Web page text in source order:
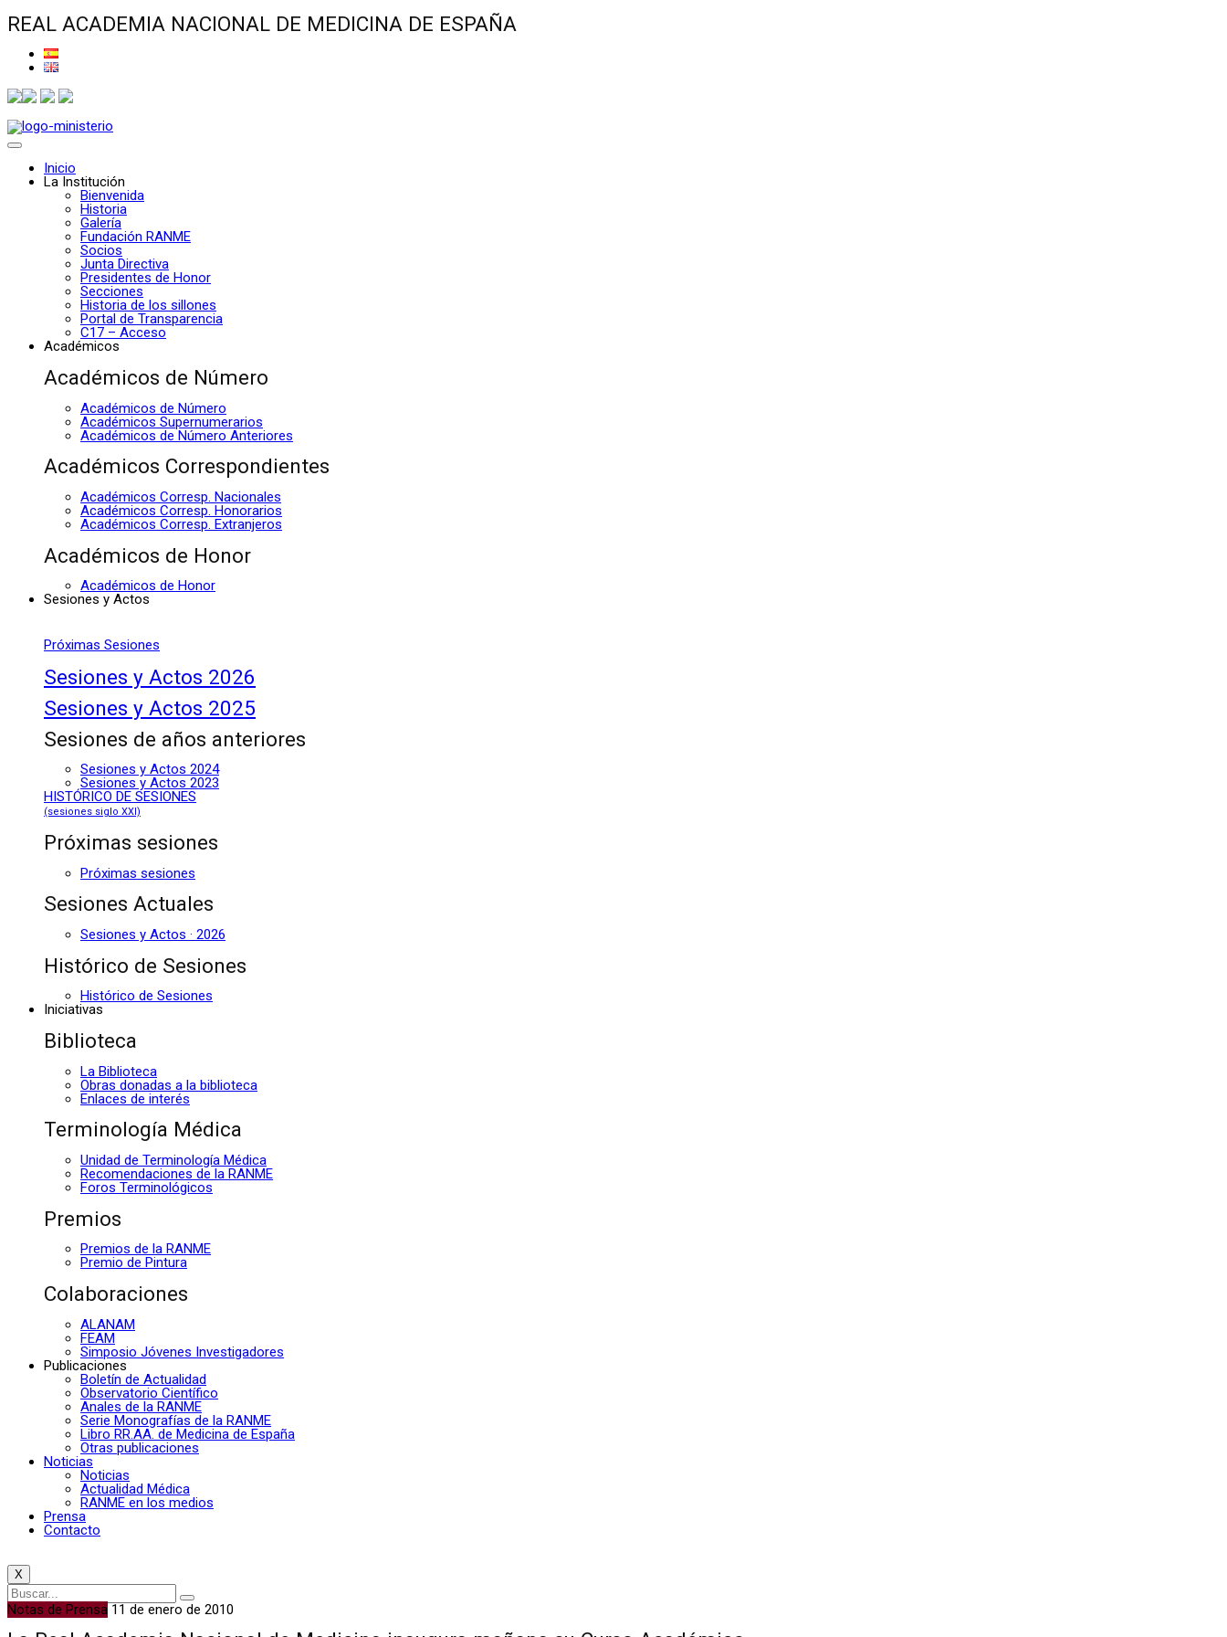
REAL ACADEMIA NACIONAL DE MEDICINA DE ESPAÑA
Inicio
La Institución
Bienvenida
Historia
Galería
Fundación RANME
Socios
Junta Directiva
Presidentes de Honor
Secciones
Historia de los sillones
Portal de Transparencia
C17 – Acceso
Académicos
Académicos de Número
Académicos de Número
Académicos Supernumerarios
Académicos de Número Anteriores
Académicos Correspondientes
Académicos Corresp. Nacionales
Académicos Corresp. Honorarios
Académicos Corresp. Extranjeros
Académicos de Honor
Académicos de Honor
Sesiones y Actos
Próximas Sesiones
Sesiones y Actos 2026
Sesiones y Actos 2025
Sesiones de años anteriores
Sesiones y Actos 2024
Sesiones y Actos 2023
HISTÓRICO DE SESIONES
(sesiones siglo XXI)
Próximas sesiones
Próximas sesiones
Sesiones Actuales
Sesiones y Actos · 2026
Histórico de Sesiones
Histórico de Sesiones
Iniciativas
Biblioteca
La Biblioteca
Obras donadas a la biblioteca
Enlaces de interés
Terminología Médica
Unidad de Terminología Médica
Recomendaciones de la RANME
Foros Terminológicos
Premios
Premios de la RANME
Premio de Pintura
Colaboraciones
ALANAM
FEAM
Simposio Jóvenes Investigadores
Publicaciones
Boletín de Actualidad
Observatorio Científico
Anales de la RANME
Serie Monografías de la RANME
Libro RR.AA. de Medicina de España
Otras publicaciones
Noticias
Noticias
Actualidad Médica
RANME en los medios
Prensa
Contacto
X
Notas de Prensa 11 de enero de 2010